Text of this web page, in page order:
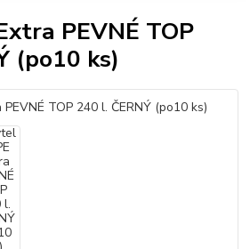
PEVNÉ TOP
(po10 ks)